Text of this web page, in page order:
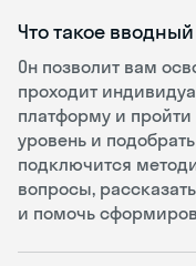
Что такое
Он позволит вам
проходит
платформу и пройти
уровень и
подключится
вопросы,
и помочь